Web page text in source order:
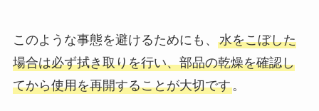
このような事態を避けるためにも、 水をこぼした
場合は必ず拭き取りを行い、部品の乾燥を確認し
てから使用を再開することが大切です。